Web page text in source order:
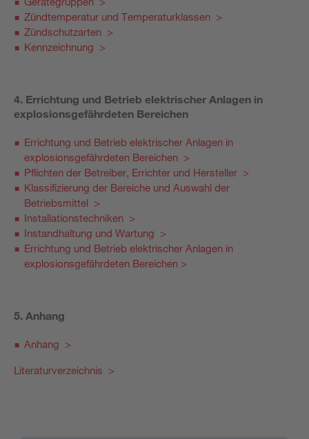
Zündtemperatur und Temperaturklassen >
Zündschutzarten >
Kennzeichnung >
4. Errichtung und Betrieb elektrischer Anlagen in
explosionsgefährdeten Bereichen
Errichtung und Betrieb elektrischer Anlagen in
explosionsgefährdeten Bereichen >
Pflichten der Betreiber, Errichter und Hersteller >
Klassifizierung der Bereiche und Auswahl der
Betriebsmittel >
Installationstechniken >
Instandhaltung und Wartung >
Errichtung und Betrieb elektrischer Anlagen in
explosionsgefährdeten Bereichen >
5. Anhang
Anhang >
Literaturverzeichnis >